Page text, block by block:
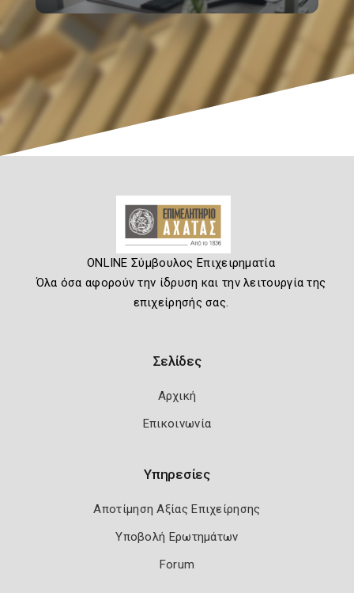
ONLINE Σύμβουλος Επιχειρηματία
Όλα όσα αφορούν την ίδρυση και την λειτουργία της
επιχείρησής σας.
Σελίδες
Αρχική
Επικοινωνία
Υπηρεσίες
Αποτίμηση Αξίας Επιχείρησης
Υποβολή Ερωτημάτων
Forum